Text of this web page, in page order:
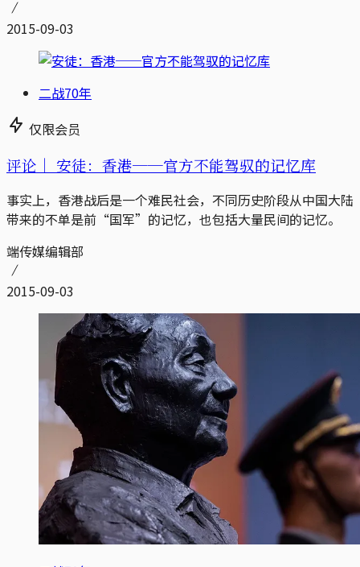
2015-09-03
二战70年
仅限会员
评论｜ 安徒：香港──官方不能驾驭的记忆库
事实上，香港战后是一个难民社会，不同历史阶段从中国大陆
带来的不单是前“国军”的记忆，也包括大量民间的记忆。
端传媒编辑部
2015-09-03